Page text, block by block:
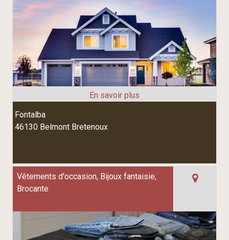
Fontalba
46130 Belmont Bretenoux
Vêtements d'occasion, Bijoux fantaisie,
Brocante